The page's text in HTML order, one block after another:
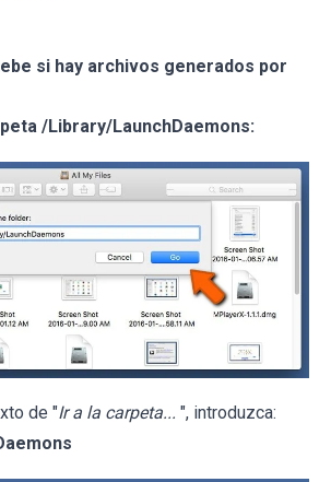
si hay archivos generados por
/Library/LaunchDaemons:
de "Ir a la carpeta... ", introduzca: